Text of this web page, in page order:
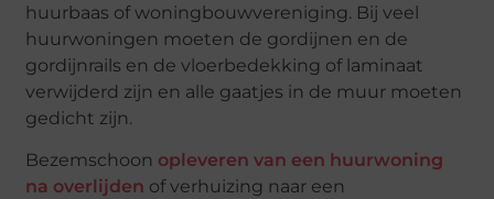
huurbaas of woningbouwvereniging. Bij veel
huurwoningen moeten de gordijnen en de
gordijnrails en de vloerbedekking of laminaat
verwijderd zijn en alle gaatjes in de muur moeten
gedicht zijn.
Bezemschoon opleveren van een huurwoning
na overlijden of verhuizing naar een